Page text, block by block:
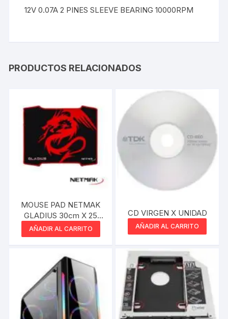
12V 0.07A 2 PINES SLEEVE BEARING 10000RPM
PRODUCTOS RELACIONADOS
MOUSE PAD NETMAK
GLADIUS 30cm X 25
CM
AÑADIR AL CARRITO
CD VIRGEN X UNIDAD
AÑADIR AL CARRITO